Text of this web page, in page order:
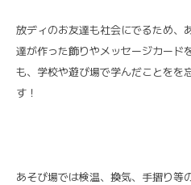
放ディのお友達も社会にでるため、
達が作った飾りやメッセージカード
も、学校や遊び場で学んだことをを
す！
あそび場では検温、換気、手摺り等